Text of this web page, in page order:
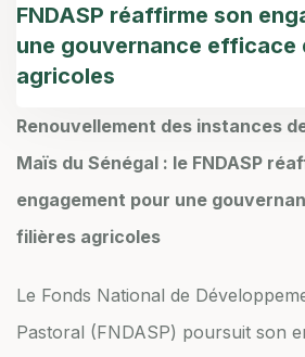
FNDASP réaffirme son
une gouvernance efficace
agricoles
Renouvellement des instances
Maïs du Sénégal : le FNDASP
engagement pour une
filières agricoles
Le Fonds National de
Pastoral (FNDASP) poursuit son